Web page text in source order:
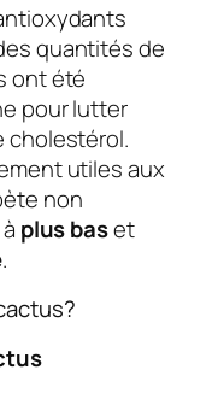
quantités de
ont été
pour lutter
cholestérol.
utiles aux
non
plus baset
.